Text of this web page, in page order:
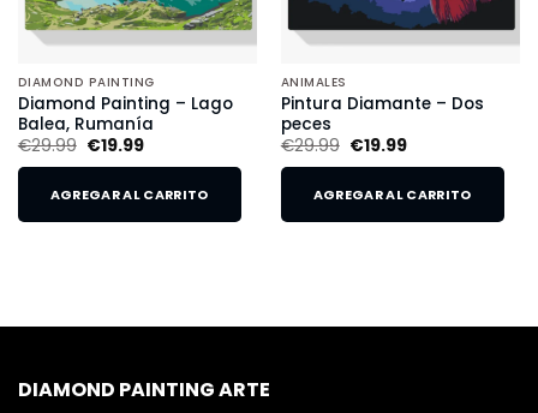
DIAMOND PAINTING
Diamond Painting – Lago
Balea, Rumanía
€29.99 €19.99
AGREGAR AL CARRITO
ANIMALES
Pintura Diamante – Dos
peces
€29.99 €19.99
AGREGAR AL CARRITO
DIAMOND PAINTING ARTE